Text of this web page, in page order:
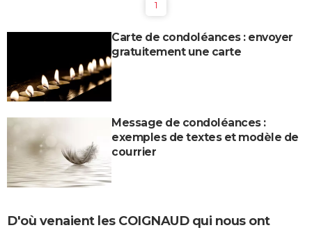
1
Carte de condoléances : envoyer
gratuitement une carte
Message de condoléances :
exemples de textes et modèle de
courrier
D'où venaient les COIGNAUD qui nous ont